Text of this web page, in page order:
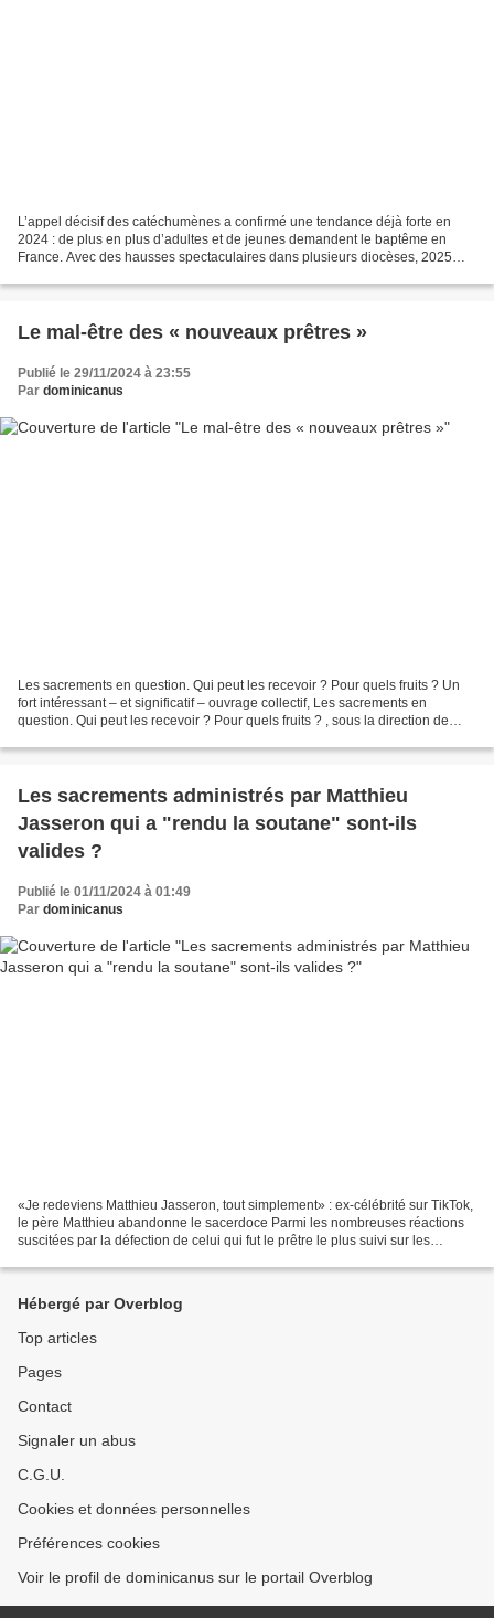
L’appel décisif des catéchumènes a confirmé une tendance déjà forte en
2024 : de plus en plus d’adultes et de jeunes demandent le baptême en
France. Avec des hausses spectaculaires dans plusieurs diocèses, 2025
Le mal-être des « nouveaux prêtres »
Publié le 29/11/2024 à 23:55
Par dominicanus
Les sacrements en question. Qui peut les recevoir ? Pour quels fruits ? Un
fort intéressant – et significatif – ouvrage collectif, Les sacrements en
question. Qui peut les recevoir ? Pour quels fruits ? , sous la direction de
Les sacrements administrés par Matthieu
Jasseron qui a "rendu la soutane" sont-ils
valides ?
Publié le 01/11/2024 à 01:49
Par dominicanus
«Je redeviens Matthieu Jasseron, tout simplement» : ex-célébrité sur TikTok,
le père Matthieu abandonne le sacerdoce Parmi les nombreuses réactions
suscitées par la défection de celui qui fut le prêtre le plus suivi sur les
Hébergé par Overblog
Top articles
Pages
Contact
Signaler un abus
C.G.U.
Cookies et données personnelles
Préférences cookies
Voir le profil de dominicanus sur le portail Overblog